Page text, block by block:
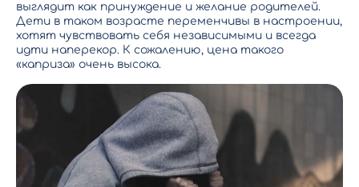
выглядит как принуждение и желание родителей.
Дети в таком возрасте переменчивы в настроении,
хотят чувствовать себя независимыми и всегда
идти наперекор. К сожалению, цена такого
«каприза» очень высока.